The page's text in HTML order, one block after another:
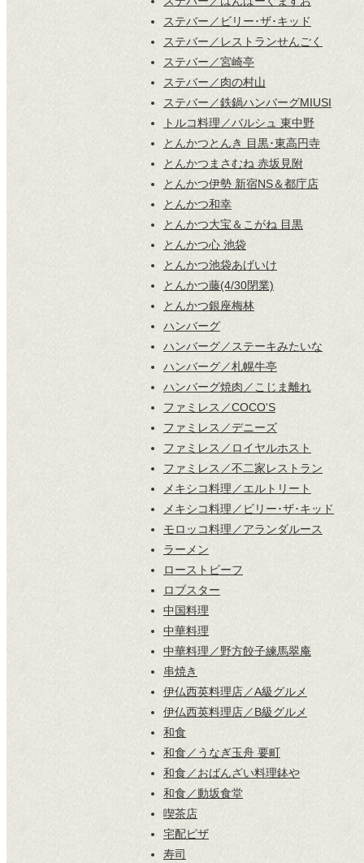
ステバー／ビリー･ザ･キッド
ステバー／レストランせんごく
ステバー／宮崎亭
ステバー／肉の村山
ステバー／鉄鍋ハンバーグMIUSI
トルコ料理／バルシュ 東中野
とんかつとんき 目黒･東高円寺
とんかつまさむね 赤坂見附
とんかつ伊勢 新宿NS＆都庁店
とんかつ和幸
とんかつ大宝＆こがね 目黒
とんかつ心 池袋
とんかつ池袋あげいけ
とんかつ藤(4/30閉業)
とんかつ銀座梅林
ハンバーグ
ハンバーグ／ステーキみたいな
ハンバーグ／札幌牛亭
ハンバーグ焼肉／こじま離れ
ファミレス／COCO'S
ファミレス／デニーズ
ファミレス／ロイヤルホスト
ファミレス／不二家レストラン
メキシコ料理／エルトリート
メキシコ料理／ビリー･ザ･キッド
モロッコ料理／アランダルース
ラーメン
ローストビーフ
ロブスター
中国料理
中華料理
中華料理／野方餃子練馬翠庵
串焼き
伊仏西英料理店／A級グルメ
伊仏西英料理店／B級グルメ
和食
和食／うなぎ玉舟 要町
和食／おばんざい料理鉢や
和食／動坂食堂
喫茶店
宅配ピザ
寿司